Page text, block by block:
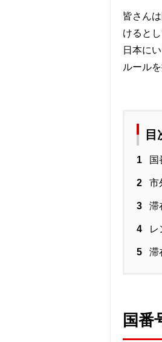
皆さん
けると
日本に
ルール
目
1 国
2 市
3 滞
4 レ
5 滞
国番